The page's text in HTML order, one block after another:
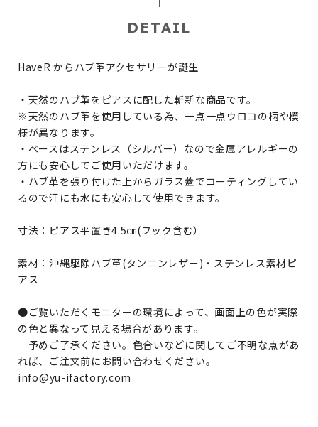
DETAIL
HaveR からハブ革アクセサリーが誕生
・天然のハブ革をピアスに配した斬新な商品です。
※天然のハブ革を使用している為、一点一点ウロコの柄や模
様が異なります。
・ベースはステンレス（シルバー）なので金属アレルギーの
方にも安心してご使用いただけます。
・ハブ革を張り付けた上からガラス蓋でコーティングしてい
るので汗にも水にも安心して使用できます。
寸法：ピアス平置き4.5㎝(フック含む）
素材：沖縄駆除ハブ革(タンニンレザー)・ステンレス素材ピ
アス
●ご覧いただくモニターの環境によって、画面上の色が実際
の色と異なって見える場合があります。
予めご了承ください。色合いなどに関してご不明な点があ
れば、ご注文前にお問い合わせください。
info@yu-ifactory.com